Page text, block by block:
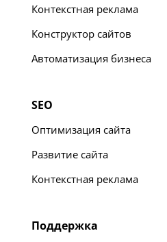
Контекстная реклама
Конструктор сайтов
Автоматизация бизнеса
SEO
Оптимизация сайта
Развитие сайта
Контекстная реклама
Поддержка